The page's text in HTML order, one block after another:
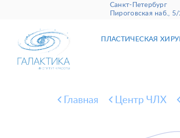
Санкт-Петербург
Пироговская наб.,
ПЛАСТИЧЕСКАЯ
Главная Центр ЧЛХ